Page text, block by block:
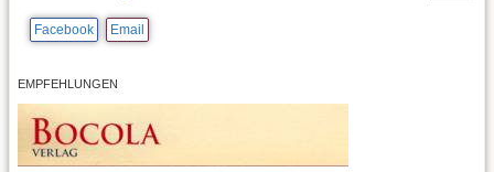
Facebook Email
EMPFEHLUNGEN